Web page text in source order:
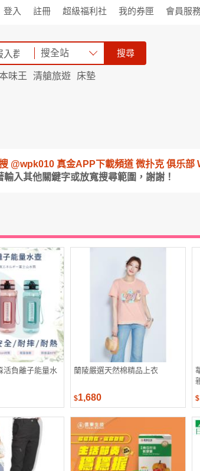
登入 註冊 超級福利社 我的券匣 會員服
搜全站 搜尋
味王 清艙旅遊
床墊
真金APP下載頻道 微扑克 俱乐部
入其他關鍵字或放寬搜尋範圍，謝謝！
活負離子能量水
蘭陵嚴選天然棉精品上衣
$1,680 $